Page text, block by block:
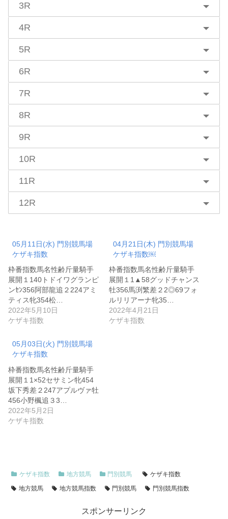
3R
4R
5R
6R
7R
8R
9R
10R
11R
12R
05月11日(水) 門別競馬場
ケザキ指数
枠番指数馬名性齢斤量騎手
展開１140トドイワグランピ
ンｾﾝ356阿部龍追２224アミ
ティス牝354松…
2022年5月10日
ケザキ指数
04月21日(木) 門別競馬場
ケザキ指数￼
枠番指数馬名性齢斤量騎手
展開１1▲58グッドチャンス
牡356馬渕繁差２2◎69フォ
ルリリアーナ牝35…
2022年4月21日
ケザキ指数
05月03日(火) 門別競馬場
ケザキ指数
枠番指数馬名性齢斤量騎手
展開１1×52セサミン牝454
坂下秀差２247アプルヴァ牡
456小野楓追３3…
2022年5月2日
ケザキ指数
ケザキ指数 地方競馬 門別競馬
ケザキ指数
地方競馬
地方競馬指数 門別競馬 門別競馬指数
スポンサーリンク